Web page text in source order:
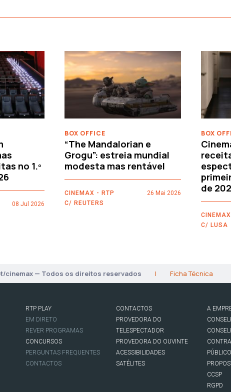
no 1.º
08 Jul 2026
BOX OFFICE
“The Mandalorian e
Grogu”: estreia mundial
modesta mas rentável
CINEMAX - RTP
C/ REUTERS
26 Mai 2026
BOX
de
C/ LUSA
cinemax — Todos os direitos reservados | Ficha Técnica
RTP PLAY
EM DIRETO
REVER PROGRAMAS
CONCURSOS
PERGUNTAS FREQUENTES
CONTACTOS
CONTACTOS
PROVEDORA DO
TELESPECTADOR
PROVEDORA DO OUVINTE
ACESSIBILIDADES
SATÉLITES
A
CCSP
RGPD